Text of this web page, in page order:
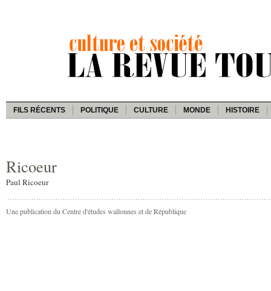
FILS RÉCENTS POLITIQUE CULTURE MONDE HISTOIRE
Ricoeur
Paul Ricoeur
Une publication du Centre d'études wallonnes et de République